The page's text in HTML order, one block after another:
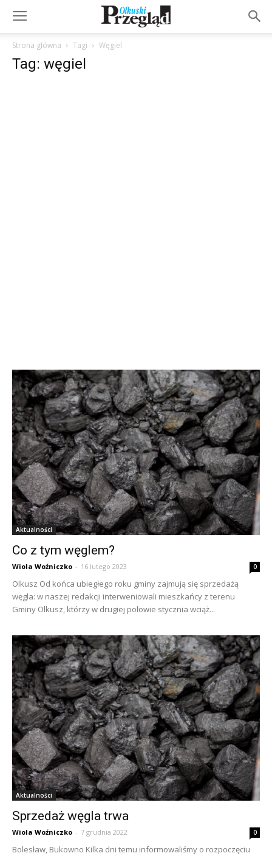
Strona główna Tagi Węgiel
Tag: węgiel
Aktualności
Co z tym węglem?
Wiola Woźniczko - 16 lutego 2023 0
Olkusz Od końca ubiegłego roku gminy zajmują się sprzedażą
węgla: w naszej redakcji interweniowali mieszkańcy z terenu
Gminy Olkusz, którzy w drugiej połowie stycznia wciąż...
Aktualności
Sprzedaż węgla trwa
Wiola Woźniczko - 7 grudnia 2022 0
Bolesław, Bukowno Kilka dni temu informowaliśmy o rozpoczęciu